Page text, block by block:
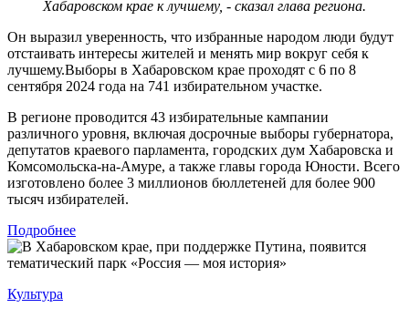
Хабаровском крае к лучшему, - сказал глава региона.
Он выразил уверенность, что избранные народом люди будут
отстаивать интересы жителей и менять мир вокруг себя к
лучшему.Выборы в Хабаровском крае проходят с 6 по 8
сентября 2024 года на 741 избирательном участке.
В регионе проводится 43 избирательные кампании
различного уровня, включая досрочные выборы губернатора,
депутатов краевого парламента, городских дум Хабаровска и
Комсомольска-на-Амуре, а также главы города Юности. Всего
изготовлено более 3 миллионов бюллетеней для более 900
тысяч избирателей.
Подробнее
Культура